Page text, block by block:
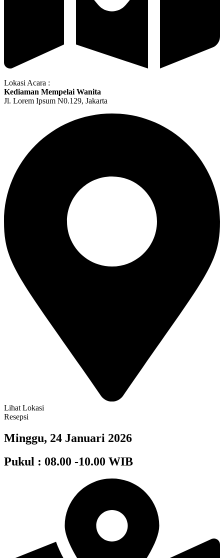
Lokasi Acara :
Kediaman Mempelai Wanita
Jl. Lorem Ipsum N0.129, Jakarta
Lihat Lokasi
Resepsi
Minggu, 24 Januari 2026
Pukul : 08.00 -10.00 WIB